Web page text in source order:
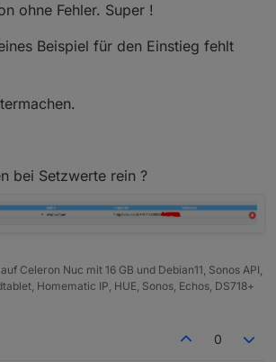
ohne Fehler. Super !
Beispiel für den Einstieg fehlt
bei Setzwerte rein ?
Celeron Nuc mit 16 GB und Debian11, Sonos API,
Homematic IP, HUE, Sonos, Echos, DS718+
0